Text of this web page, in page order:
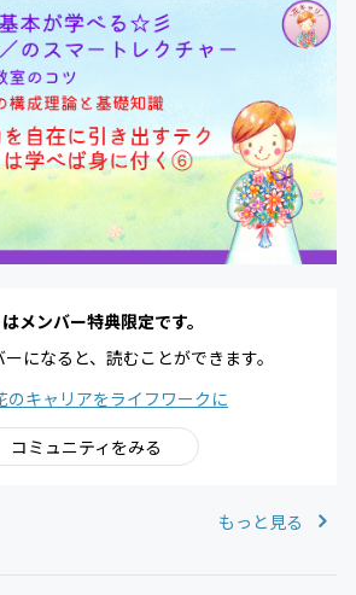
メンバー特典限定です。
になると、読むことができます。
キャリアをライフワークに
コミュニティをみる
もっと見る